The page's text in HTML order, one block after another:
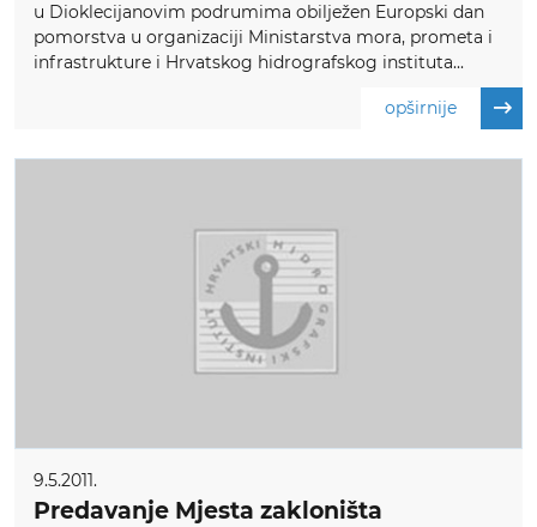
u Dioklecijanovim podrumima obilježen Europski dan
pomorstva u organizaciji Ministarstva mora, prometa i
infrastrukture i Hrvatskog hidrografskog instituta...
opširnije
9.5.2011.
Predavanje Mjesta zakloništa